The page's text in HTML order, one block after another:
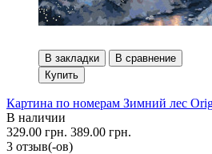
В закладки
В сравнение
Купить
Картина по номерам Зимний лес
В наличии
329.00 грн. 389.00 грн.
3 отзыв(-ов)